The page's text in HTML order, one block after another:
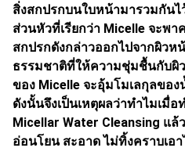
สิ่งสกปรกบนใบหน้ามารวมกัน
ส่วนหัวที่เรียกว่า Micelle จะพ
สกปรกดังกล่าวออกไปจากผิว
ธรรมชาติที่ให้ความชุ่มชื้นกับผิ
ของ Micelle จะอุ้มโมเลกุลขอ
ดังนั้นจึงเป็นเหตุผลว่าทำไมเมื่
Micellar Water Cleansing แ
อ่อนโยน สะอาด ไม่ทิ้งคราบเอ